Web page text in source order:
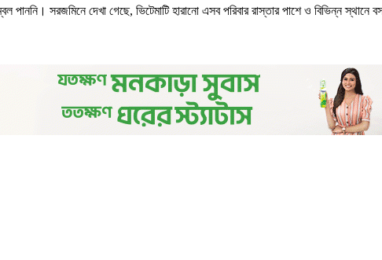
পাননি। সরজমিনে দেখা গেছে, ভিটেমাটি হারানো এসব পরিবার রাস্তার পাশে ও বিভিন্ন স্থানে